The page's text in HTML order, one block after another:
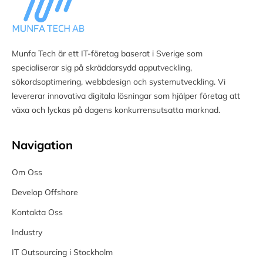
Munfa Tech är ett IT-företag baserat i Sverige som
specialiserar sig på skräddarsydd apputveckling,
sökordsoptimering, webbdesign och systemutveckling. Vi
levererar innovativa digitala lösningar som hjälper företag att
växa och lyckas på dagens konkurrensutsatta marknad.
Navigation
Om Oss
Develop Offshore
Kontakta Oss
Industry
IT Outsourcing i Stockholm